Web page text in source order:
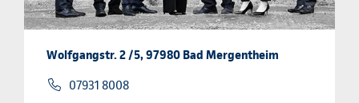
Wolfgangstr. 2 /5, 97980 Bad Mergentheim
07931 8008